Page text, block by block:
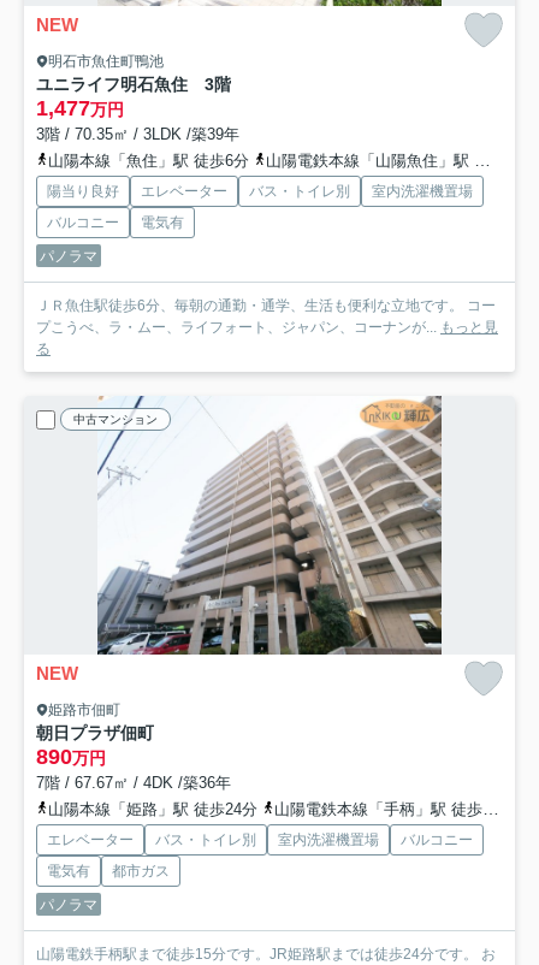
NEW
明石市魚住町鴨池
ユニライフ明石魚住 3階
1,477万円
3階 / 70.35㎡ / 3LDK /築39年
山陽本線「魚住」駅 徒歩6分
山陽電鉄本線「山陽魚住」駅 徒歩20分
陽当り良好 エレベーター バス・トイレ別
室内洗濯機置場
バルコニー
電気有
パノラマ
ＪＲ魚住駅徒歩6分、毎朝の通勤・通学、生活も便利な立地です。 コー
プこうべ、ラ・ムー、ライフォート、ジャパン、コーナンが... もっと見
る
中古マンション
NEW
姫路市佃町
朝日プラザ佃町
890万円
7階 / 67.67㎡ / 4DK /築36年
山陽本線「姫路」駅 徒歩24分
山陽電鉄本線「手柄」駅 徒歩14分
エレベーター バス・トイレ別 室内洗濯機置場
バルコニー
電気有
都市ガス
パノラマ
山陽電鉄手柄駅まで徒歩15分です。JR姫路駅までは徒歩24分です。 お